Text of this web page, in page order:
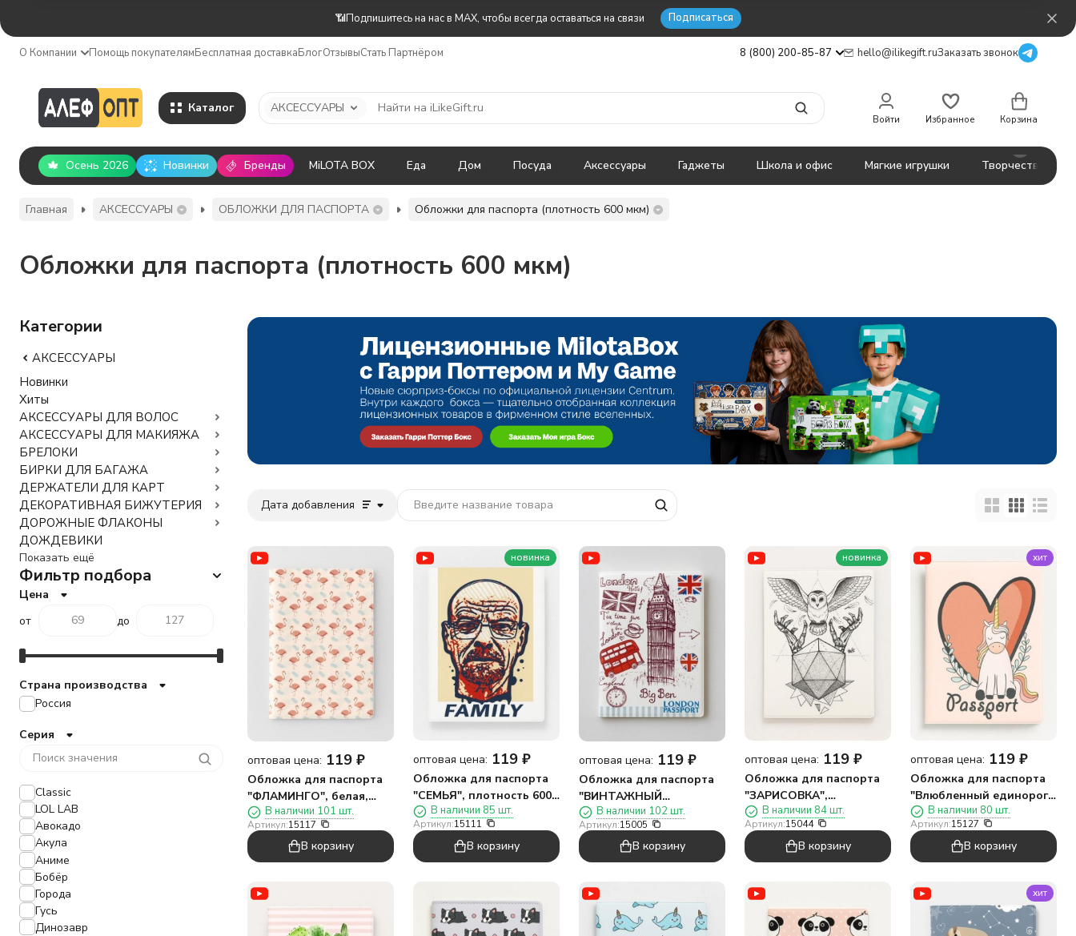
📶Подпишитесь на нас в MAX, чтобы всегда оставаться на связи Подписаться
О Компании Помощь покупателямБесплатная доставкаБлогОтзывыСтать Партнёром 8 (800) 200-85-87 hello@ilikegift.ruЗаказать звонок
Каталог АКСЕССУАРЫ
Войти Избранное Корзина
Осень 2026 Новинки Бренды MiLOTA BOX Еда Дом Посуда Аксессуары Гаджеты Школа и офис Мягкие игрушки Творчество
Главная АКСЕССУАРЫ ОБЛОЖКИ ДЛЯ ПАСПОРТА Обложки для паспорта (плотность 600 мкм)
Обложки для паспорта (плотность 600 мкм)
Дата добавления
оптовая цена: 119 ₽
Обложка для паспорта
"ФЛАМИНГО", белая,
плотность 600 мкм
В наличии 101 шт.
Артикул:15117
В корзину
новинка
оптовая цена: 119 ₽
Обложка для паспорта
"СЕМЬЯ", плотность 600
мкмВ наличии 85 шт.
Артикул:15111
В корзину
оптовая цена: 119 ₽
Обложка для паспорта
"ВИНТАЖНЫЙ
ЛОНДОН", плотность
600 мкм
В наличии 102 шт.
Артикул:15005
В корзину
новинка
оптовая цена: 119 ₽
Обложка для паспорта
"ЗАРИСОВКА",
плотность 600 мкм
В наличии 84 шт.
Артикул:15044
В корзину
хит
оптовая цена: 119 ₽
Обложка для паспорта
"Влюбленный единорог",
плотность 600 мкм
В наличии 80 шт.
Артикул:15127
В корзину
хит
Категории
АКСЕССУАРЫ
Новинки
Хиты
АКСЕССУАРЫ ДЛЯ ВОЛОС
АКСЕССУАРЫ ДЛЯ МАКИЯЖА
БРЕЛОКИ
БИРКИ ДЛЯ БАГАЖА
ДЕРЖАТЕЛИ ДЛЯ КАРТ
ДЕКОРАТИВНАЯ БИЖУТЕРИЯ
ДОРОЖНЫЕ ФЛАКОНЫ
ДОЖДЕВИКИ
Показать ещё
Фильтр подбора
Цена
от
до
Страна производства
Россия
Серия
Classic
LOL LAB
Авокадо
Акула
Аниме
Бобёр
Города
Гусь
Динозавр